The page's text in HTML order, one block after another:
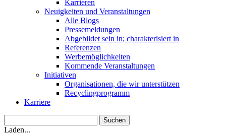
Karrieren
Neuigkeiten und Veranstaltungen
Alle Blogs
Pressemeldungen
Abgebildet sein in; charakterisiert in
Referenzen
Werbemöglichkeiten
Kommende Veranstaltungen
Initiativen
Organisationen, die wir unterstützen
Recyclingprogramm
Karriere
Laden...